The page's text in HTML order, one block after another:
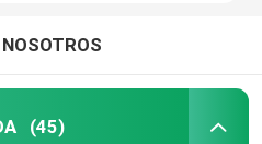
(45)